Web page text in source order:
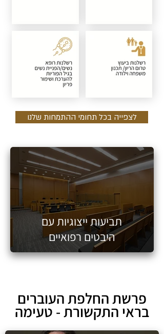
לצפייה בכל תחומי ההתמחות שלנו
תביעות ייצוגיות עם
היבטים רפואיים
פרשת החלפת העוברים
בראי התקשורת - טעימה